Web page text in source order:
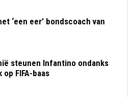
‘een eer’ bondscoach van
steunen Infantino ondanks
FIFA-baas